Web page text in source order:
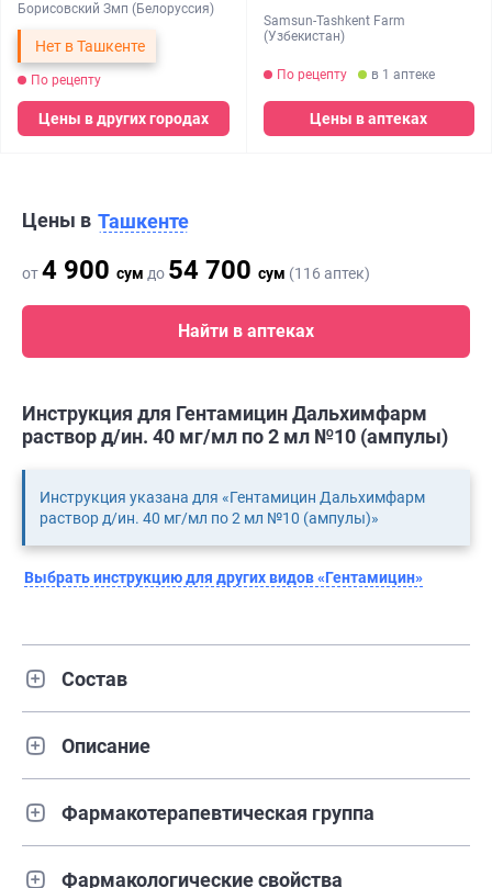
Борисовский Змп (Белоруссия)
Нет в Ташкенте
По рецепту
Цены в других городах
Samsun-Tashkent Farm
(Узбекистан)
По рецепту в 1 аптеке
Цены в аптеках
Цены в Ташкенте
от4 900 сум до 54 700 сум (116 аптек)
Найти в аптеках
Инструкция для Гентамицин Дальхимфарм
раствор д/ин. 40 мг/мл по 2 мл №10 (ампулы)
Инструкция указана для «Гентамицин Дальхимфарм
раствор д/ин. 40 мг/мл по 2 мл №10 (ампулы)»
Выбрать инструкцию для других видов «Гентамицин»
Состав
Описание
Фармакотерапевтическая группа
Фармакологические свойства